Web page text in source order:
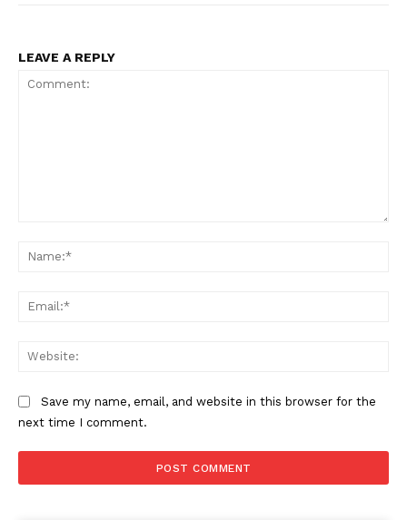
LEAVE A REPLY
Save my name, email, and website in this browser for the
next time I comment.